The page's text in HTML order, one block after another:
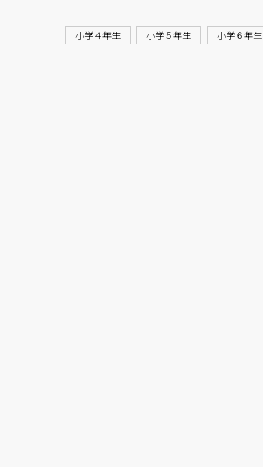
小学４年生 小学５年生 小学６年生